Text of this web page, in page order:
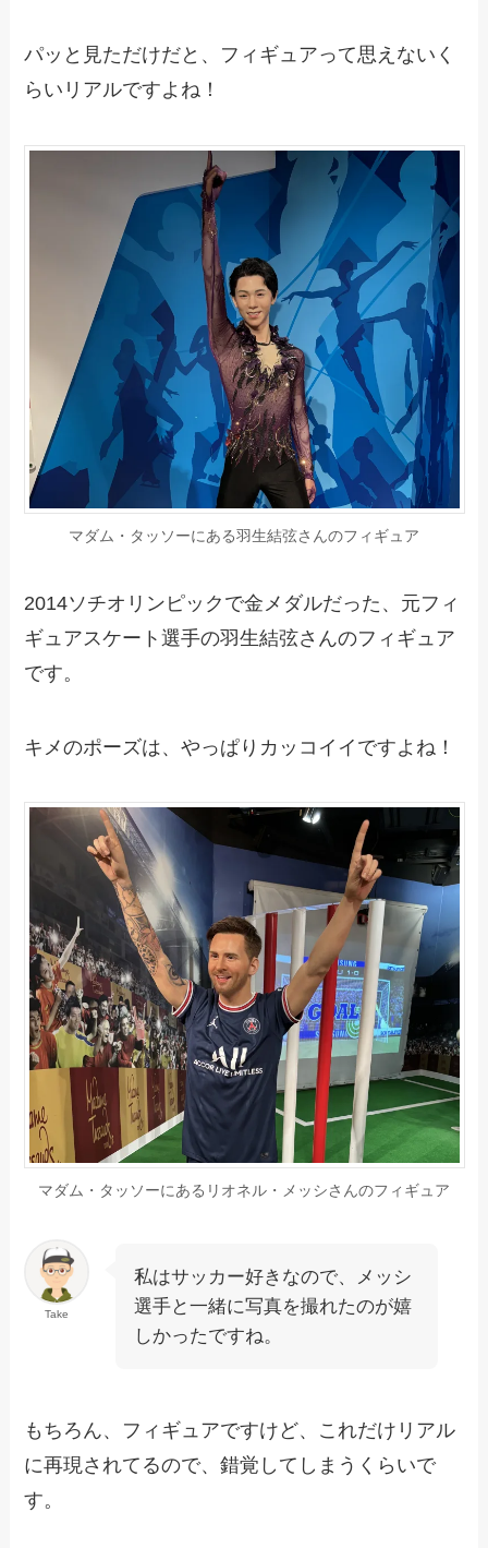
パッと見ただけだと、フィギュアって思えないく
らいリアルですよね！
マダム・タッソーにある羽生結弦さんのフィギュア
2014ソチオリンピックで金メダルだった、元フィ
ギュアスケート選手の羽生結弦さんのフィギュア
です。
キメのポーズは、やっぱりカッコイイですよね！
マダム・タッソーにあるリオネル・メッシさんのフィギュア
Take
私はサッカー好きなので、メッシ
選手と一緒に写真を撮れたのが嬉
しかったですね。
もちろん、フィギュアですけど、これだけリアル
に再現されてるので、錯覚してしまうくらいで
す。